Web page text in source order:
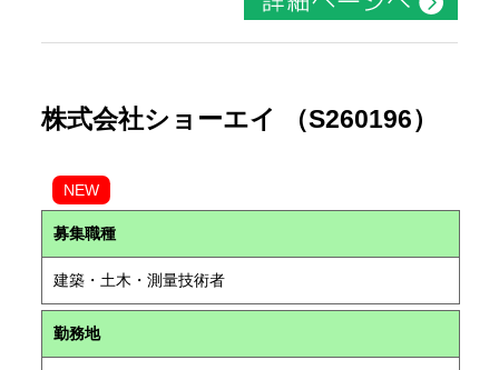
株式会社ショーエイ （S260196）
NEW
募集職種
建築・土木・測量技術者
勤務地